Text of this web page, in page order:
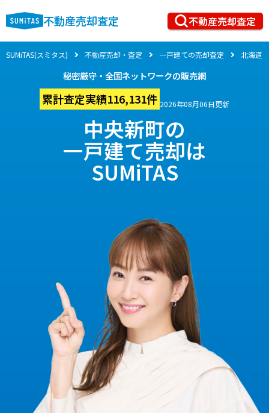
不動産売却査定 不動産売却査定
SUMiTAS(スミタス) 不動産売却・査定 一戸建ての売却査定 北海道
秘密厳守・全国ネットワークの販売網
累計査定実績116,131件 2026年08月06日更新
中央新町の
一戸建て売却は
SUMiTAS